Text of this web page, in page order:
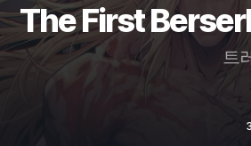
The First
트